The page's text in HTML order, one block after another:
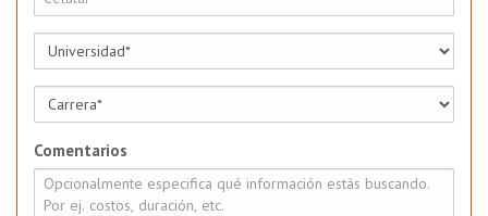
Comentarios